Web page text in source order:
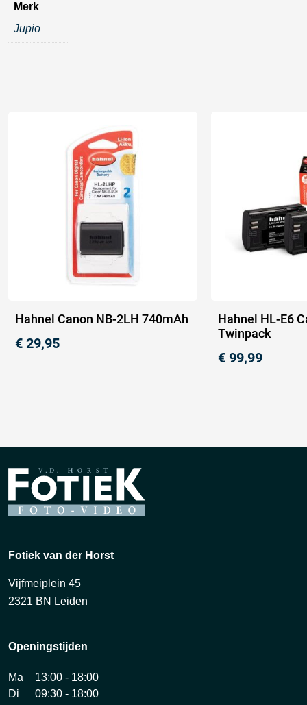
Merk
Jupio
Hahnel Canon NB-2LH 740mAh
€ 29,95
Hahnel HL-E6
Twinpack
€ 99,99
Fotiek van der Horst
Vijfmeiplein 45
2321 BN Leiden
Openingstijden
Ma
13:00 - 18:00
Di
09:30 - 18:00